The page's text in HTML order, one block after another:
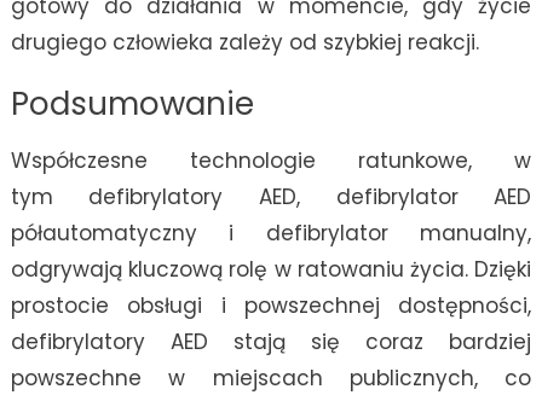
gotowy do działania w momencie, gdy życie
drugiego człowieka zależy od szybkiej reakcji.
Podsumowanie
Współczesne technologie ratunkowe, w
tym defibrylatory AED, defibrylator AED
półautomatyczny i defibrylator manualny,
odgrywają kluczową rolę w ratowaniu życia. Dzięki
prostocie obsługi i powszechnej dostępności,
defibrylatory AED stają się coraz bardziej
powszechne w miejscach publicznych, co